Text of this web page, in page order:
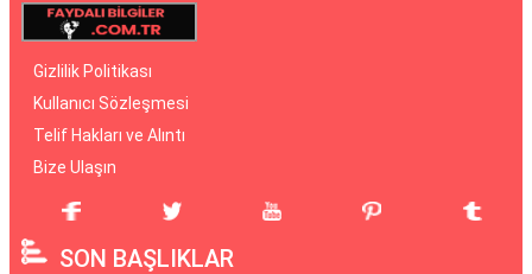
Gizlilik Politikası
Kullanıcı Sözleşmesi
Telif Hakları ve Alıntı
Bize Ulaşın
SON BAŞLIKLAR